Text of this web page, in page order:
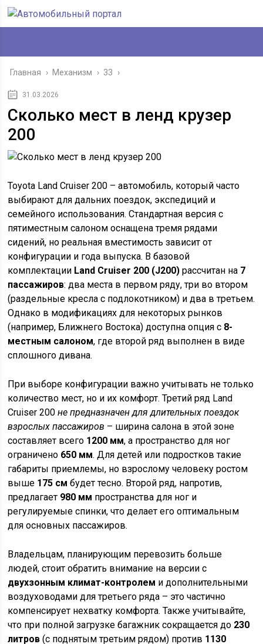
Главная › Механизм › 33 ›
31.03.2026
Сколько мест в ленд крузер
200
Toyota Land Cruiser 200 – автомобиль, который часто
выбирают для дальних поездок, экспедиций и
семейного использования. Стандартная версия с
пятиместным салоном оснащена тремя рядами
сидений, но реальная вместимость зависит от
конфигурации и года выпуска. В базовой
комплектации Land Cruiser 200 (J200) рассчитан на 7
пассажиров: два места в первом ряду, три во втором
(раздельные кресла с подлокотником) и два в третьем.
Однако в модификациях для некоторых рынков
(например, Ближнего Востока) доступна опция с 8-
местным салоном, где второй ряд выполнен в виде
сплошного дивана.
При выборе конфигурации важно учитывать не только
количество мест, но и их комфорт. Третий ряд Land
Cruiser 200не предназначен для длительных поездок
взрослых пассажиров – ширина салона в этой зоне
составляет всего 1200 мм, а пространство для ног
ограничено 650 мм. Для детей или подростков такие
габариты приемлемы, но взрослому человеку ростом
выше 175 см будет тесно. Второй ряд, напротив,
предлагает 980 мм пространства для ног и
регулируемые спинки, что делает его оптимальным
для основных пассажиров.
Владельцам, планирующим перевозить больше
людей, стоит обратить внимание на версии с
двухзонным климат-контролем и дополнительными
воздуховодами для третьего ряда – это частично
компенсирует нехватку комфорта. Также учитывайте,
что при полной загрузке багажник сокращается до 230
литров (с поднятым третьим рядом) против 1130